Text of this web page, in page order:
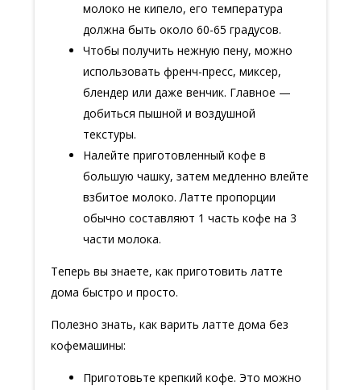
молоко не кипело, его температура
должна быть около 60-65 градусов.
Чтобы получить нежную пену, можно
использовать френч-пресс, миксер,
блендер или даже венчик. Главное —
добиться пышной и воздушной
текстуры.
Налейте приготовленный кофе в
большую чашку, затем медленно влейте
взбитое молоко. Латте пропорции
обычно составляют 1 часть кофе на 3
части молока.
Теперь вы знаете, как приготовить латте
дома быстро и просто.
Полезно знать, как варить латте дома без
кофемашины:
Приготовьте крепкий кофе. Это можно